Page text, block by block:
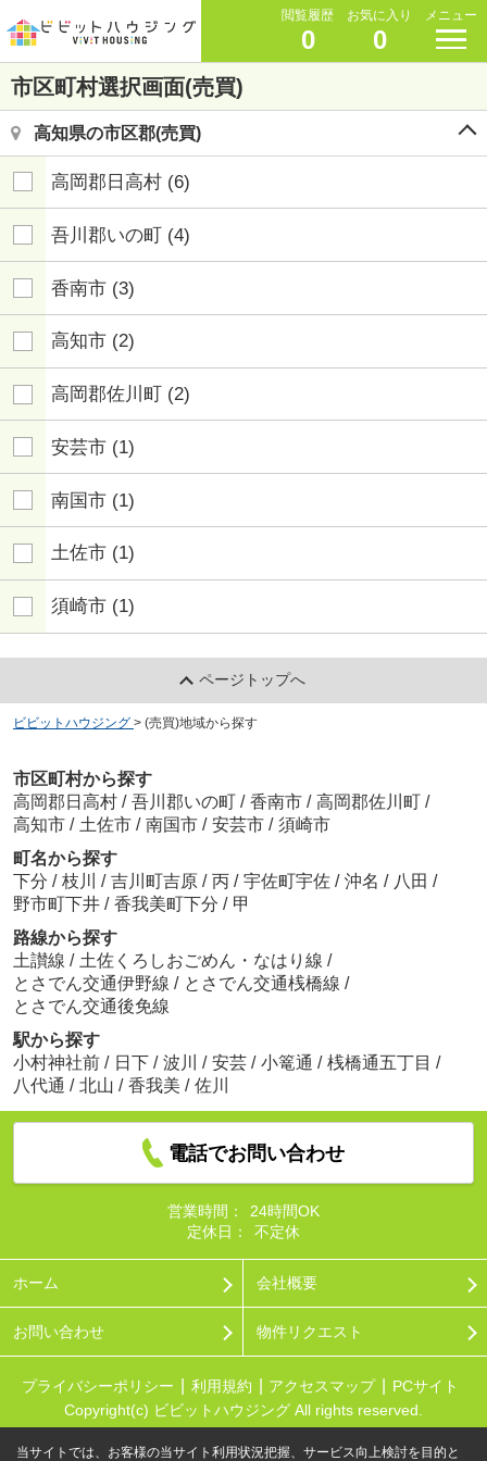
閲覧履歴
0
お気に入り
0
メニュー
市区町村選択画面(売買)
高知県の市区郡(売買)
高岡郡日高村 (6)
吾川郡いの町 (4)
香南市 (3)
高知市 (2)
高岡郡佐川町 (2)
安芸市 (1)
南国市 (1)
土佐市 (1)
須崎市 (1)
ページトップへ
ビビットハウジング > (売買)地域から探す
市区町村から探す
高岡郡日高村 / 吾川郡いの町 / 香南市 / 高岡郡佐川町 /
高知市 / 土佐市 / 南国市 / 安芸市 / 須崎市
町名から探す
下分 / 枝川 / 吉川町吉原 / 丙 / 宇佐町宇佐 / 沖名 / 八田 /
野市町下井 / 香我美町下分 / 甲
路線から探す
土讃線 / 土佐くろしおごめん・なはり線 /
とさでん交通伊野線 / とさでん交通桟橋線 /
とさでん交通後免線
駅から探す
小村神社前 / 日下 / 波川 / 安芸 / 小篭通 / 桟橋通五丁目 /
八代通 / 北山 / 香我美 / 佐川
電話でお問い合わせ
営業時間：
24時間OK
定休日：
不定休
ホーム 会社概要
お問い合わせ 物件リクエスト
プライバシーポリシー 利用規約 アクセスマップ
PCサイト
Copyright(c) ビビットハウジング All rights reserved.
当サイトでは、お客様の当サイト利用状況把握、サービス向上検討を目的と